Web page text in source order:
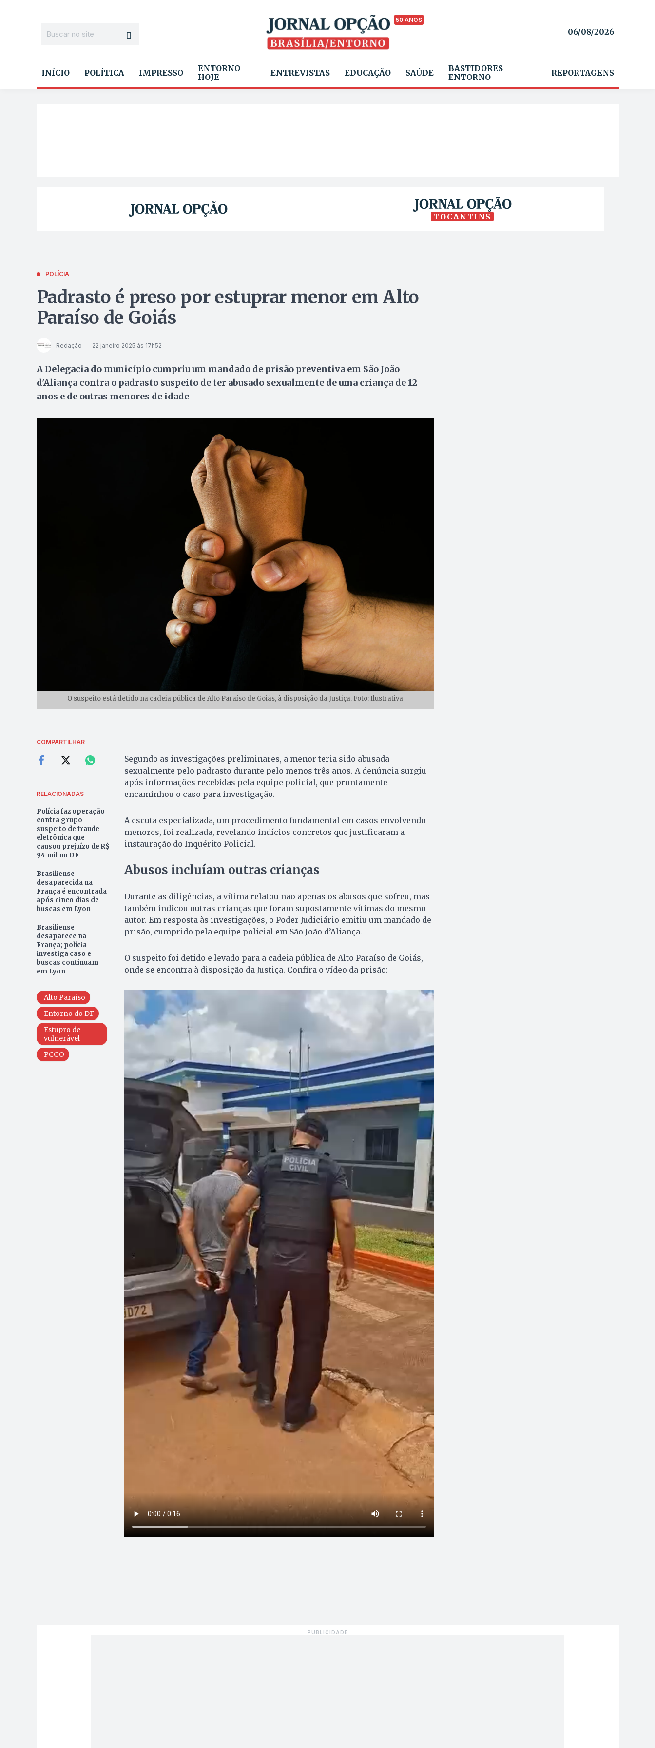
50 ANOS
06/08/2026
INÍCIO POLÍTICA IMPRESSO
ENTORNO
HOJE
ENTREVISTAS EDUCAÇÃO SAÚDE
BASTIDORES
ENTORNO
REPORTAGENS
TOCANTINS
POLÍCIA
Padrasto é preso por estuprar menor em Alto
Paraíso de Goiás
Redação 22 janeiro 2025 às 17h52
A Delegacia do município cumpriu um mandado de prisão preventiva em São João
d'Aliança contra o padrasto suspeito de ter abusado sexualmente de uma criança de 12
anos e de outras menores de idade
O suspeito está detido na cadeia pública de Alto Paraíso de Goiás, à disposição da Justiça. Foto: Ilustrativa
COMPARTILHAR
RELACIONADAS
Polícia faz operação
contra grupo
suspeito de fraude
eletrônica que
causou prejuízo de R$
94 mil no DF
Brasiliense
desaparecida na
França é encontrada
após cinco dias de
buscas em Lyon
Brasiliense
desaparece na
França; polícia
investiga caso e
buscas continuam
em Lyon
Alto Paraíso
Entorno do DF
Estupro de
vulnerável
PCGO
Segundo as investigações preliminares, a menor teria sido abusada
sexualmente pelo padrasto durante pelo menos três anos. A denúncia surgiu
após informações recebidas pela equipe policial, que prontamente
encaminhou o caso para investigação.
A escuta especializada, um procedimento fundamental em casos envolvendo
menores, foi realizada, revelando indícios concretos que justificaram a
instauração do Inquérito Policial.
Abusos incluíam outras crianças
Durante as diligências, a vítima relatou não apenas os abusos que sofreu, mas
também indicou outras crianças que foram supostamente vítimas do mesmo
autor. Em resposta às investigações, o Poder Judiciário emitiu um mandado de
prisão, cumprido pela equipe policial em São João d’Aliança.
O suspeito foi detido e levado para a cadeia pública de Alto Paraíso de Goiás,
onde se encontra à disposição da Justiça. Confira o vídeo da prisão: